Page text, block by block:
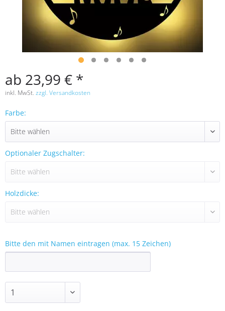
ab 23,99 € *
inkl. MwSt. zzgl. Versandkosten
Farbe:
Optionaler Zugschalter:
Holzdicke:
Bitte den mit Namen eintragen (max. 15 Zeichen)